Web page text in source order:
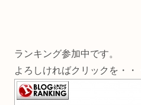
ランキング参加中です。
よろしければクリックを・・